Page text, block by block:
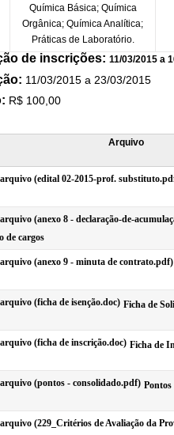
Química Básica; Química
Orgânica; Química Analítica;
Práticas de Laboratório.
de inscrições: 11/03/2015 a
11/03/2015 a 23/03/2015
R$ 100,00
Arquivo
de cargos
Ficha de
Ficha de
Pontos